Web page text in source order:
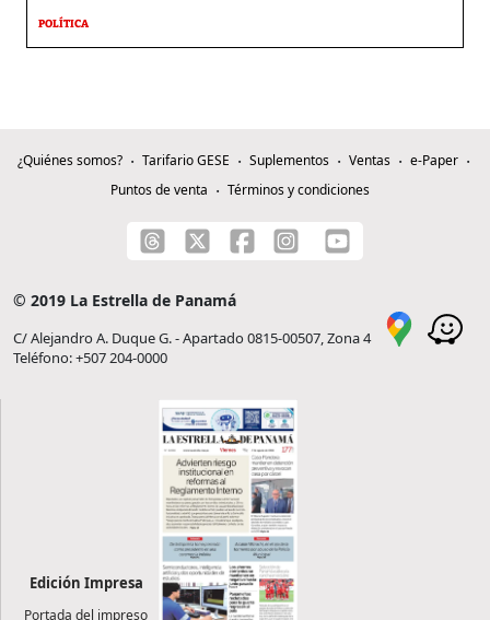
POLÍTICA
¿Quiénes somos? Tarifario GESE Suplementos Ventas
e-Paper
Puntos de venta
Términos y condiciones
© 2019 La Estrella de Panamá
C/ Alejandro A. Duque G. - Apartado 0815-00507, Zona 4
Teléfono: +507 204-0000
Edición Impresa
Portada del impreso